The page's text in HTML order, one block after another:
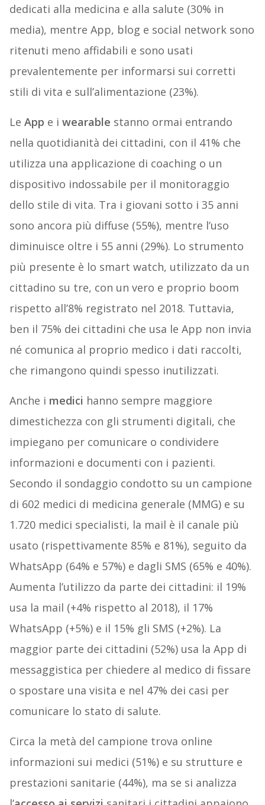
dedicati alla medicina e alla salute (30% in
media), mentre App, blog e social network sono
ritenuti meno affidabili e sono usati
prevalentemente per informarsi sui corretti
stili di vita e sull’alimentazione (23%).
Le App e i wearable stanno ormai entrando
nella quotidianità dei cittadini, con il 41% che
utilizza una applicazione di coaching o un
dispositivo indossabile per il monitoraggio
dello stile di vita. Tra i giovani sotto i 35 anni
sono ancora più diffuse (55%), mentre l’uso
diminuisce oltre i 55 anni (29%). Lo strumento
più presente è lo smart watch, utilizzato da un
cittadino su tre, con un vero e proprio boom
rispetto all’8% registrato nel 2018. Tuttavia,
ben il 75% dei cittadini che usa le App non invia
né comunica al proprio medico i dati raccolti,
che rimangono quindi spesso inutilizzati.
Anche i medici hanno sempre maggiore
dimestichezza con gli strumenti digitali, che
impiegano per comunicare o condividere
informazioni e documenti con i pazienti.
Secondo il sondaggio condotto su un campione
di 602 medici di medicina generale (MMG) e su
1.720 medici specialisti, la mail è il canale più
usato (rispettivamente 85% e 81%), seguito da
WhatsApp (64% e 57%) e dagli SMS (65% e 40%).
Aumenta l’utilizzo da parte dei cittadini: il 19%
usa la mail (+4% rispetto al 2018), il 17%
WhatsApp (+5%) e il 15% gli SMS (+2%). La
maggior parte dei cittadini (52%) usa la App di
messaggistica per chiedere al medico di fissare
o spostare una visita e nel 47% dei casi per
comunicare lo stato di salute.
Circa la metà del campione trova online
informazioni sui medici (51%) e su strutture e
prestazioni sanitarie (44%), ma se si analizza